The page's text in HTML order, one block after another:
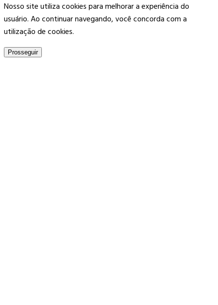
Nosso site utiliza cookies para melhorar a experiência do
usuário. Ao continuar navegando, você concorda com a
utilização de cookies.
Prosseguir